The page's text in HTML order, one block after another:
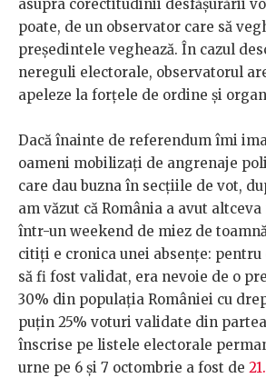
asupra corectitudinii desfășurării
poate, de un observator care să
președintele veghează. În cazul
nereguli electorale, observatorul
apeleze la forțele de ordine și
Dacă înainte de referendum îmi
oameni mobilizați de angrenaje
care dau buzna în secțiile de vot,
am văzut că România a avut
într-un weekend de miez de
citiți e cronica unei absențe:
să fi fost validat, era nevoie de o
30% din populația României cu
puțin 25% voturi validate din
înscrise pe listele electorale
urne pe 6 și 7 octombrie a fost de